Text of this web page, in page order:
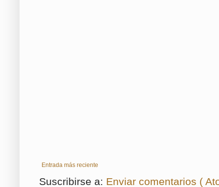
Entrada más reciente
Suscribirse a: Enviar comentarios (